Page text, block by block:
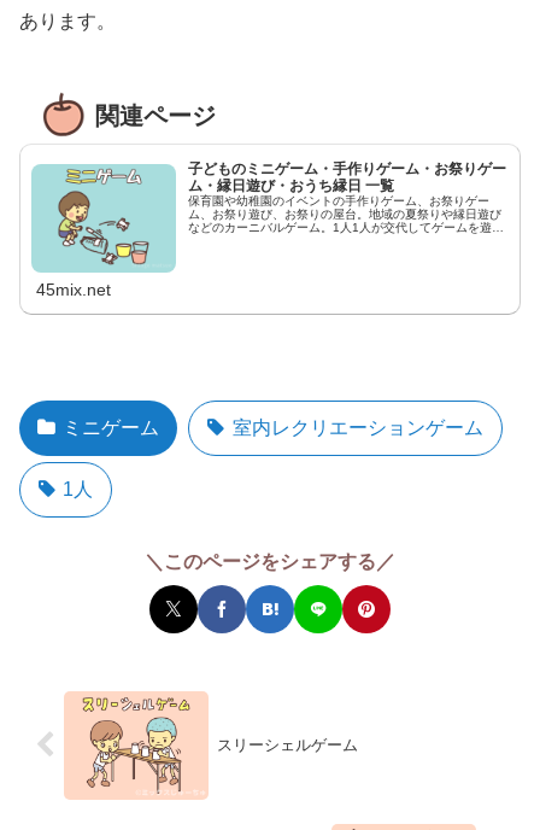
あります。
関連ページ
子どものミニゲーム・手作りゲーム・お祭りゲー
ム・縁日遊び・おうち縁日 一覧
保育園や幼稚園のイベントの手作りゲーム、お祭りゲー
ム、お祭り遊び、お祭りの屋台。地域の夏祭りや縁日遊び
などのカーニバルゲーム。1人1人が交代してゲームを遊ぶ
45mix.net
ミニゲーム 室内レクリエーションゲーム
1人
＼このページをシェアする／
スリーシェルゲーム